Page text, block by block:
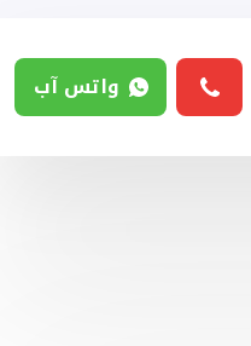
واتس آب